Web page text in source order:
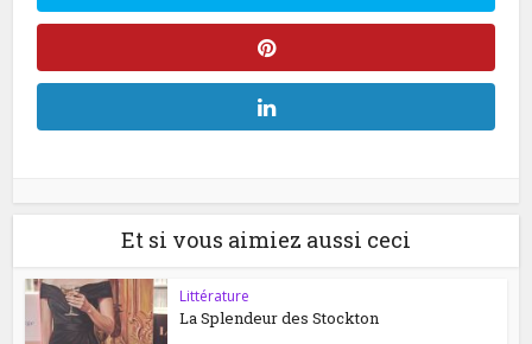
Et si vous aimiez aussi ceci
Littérature
La Splendeur des Stockton